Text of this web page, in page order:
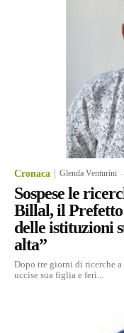
Cronaca Glenda Venturini -
Sospese le
Billal, il Prefetto
delle istituzioni
alta”
Dopo tre giorni di ricerche
uccise sua figlia e ferì...